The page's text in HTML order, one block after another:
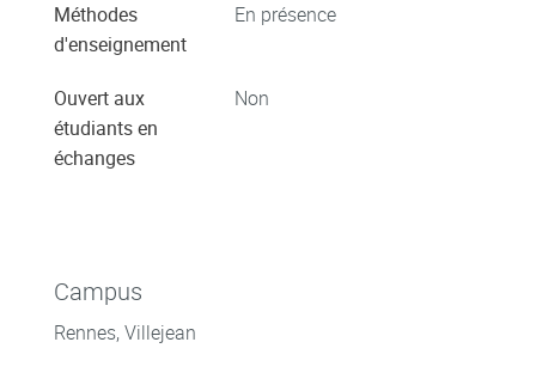
Méthodes
d'enseignement
En présence
Ouvert aux
étudiants en
échanges
Non
Campus
Rennes, Villejean